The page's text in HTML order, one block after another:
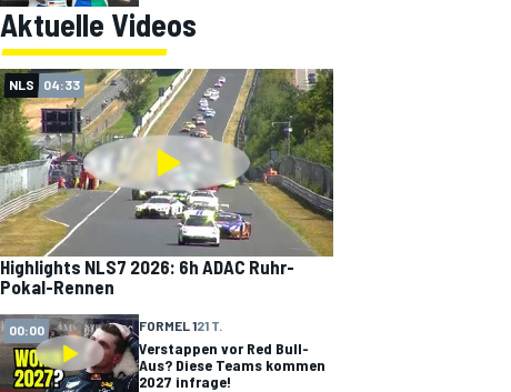
Aktuelle Videos
NLS 04:33
Highlights NLS7 2026: 6h ADAC Ruhr-
Pokal-Rennen
00:00 FORMEL 121 T.
Verstappen vor Red Bull-
Aus? Diese Teams kommen
2027 infrage!